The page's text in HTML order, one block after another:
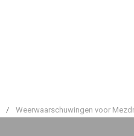
/ Weerwaarschuwingen voor